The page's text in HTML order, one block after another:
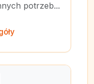
potrzeb...